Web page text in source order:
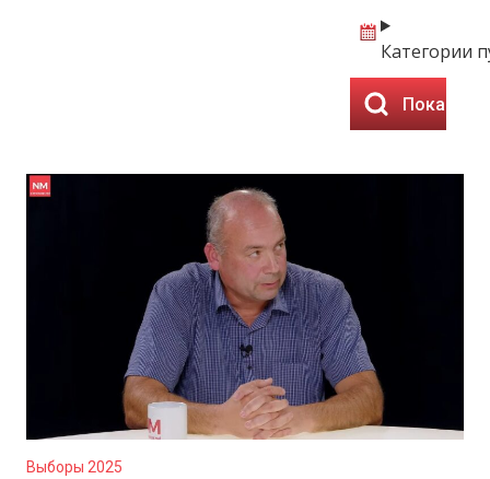
Категории
Показать
Выборы 2025